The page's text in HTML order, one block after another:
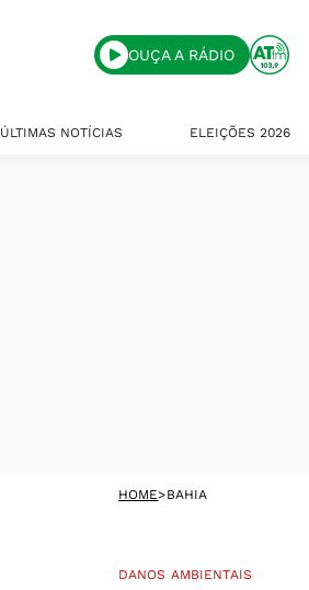
OUÇA A RÁDIO
ÚLTIMAS NOTÍCIAS ELEIÇÕES 2026
HOME>BAHIA
DANOS AMBIENTAIS